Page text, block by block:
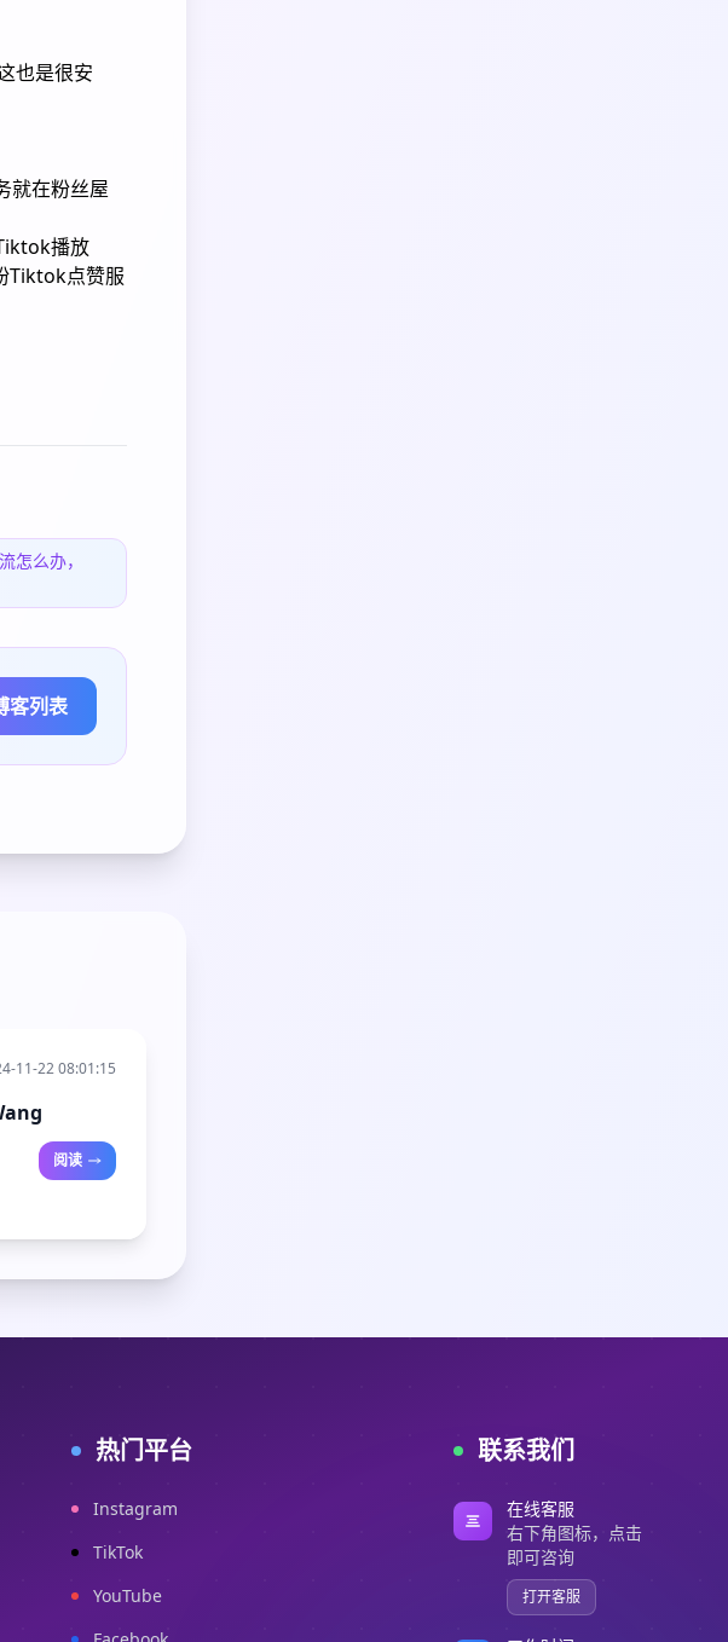
也是很安
就在粉丝屋
播放
Tiktok点赞服
么办，
客列表
11-22 08:01:15
阅读
热门平台
Instagram
TikTok
YouTube
联系我们
在线客服
右下角图标，点击
即可咨询
打开客服